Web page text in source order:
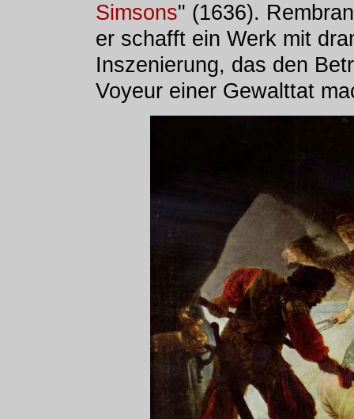
Simsons" (1636).
er schafft ein Werk mit
Inszenierung, das den
Voyeur einer Gewalttat